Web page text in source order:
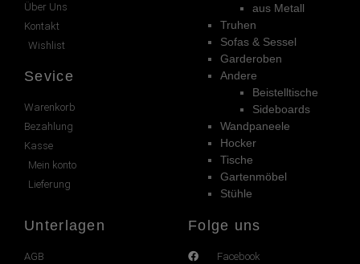
Über Uns
Kontakt
Wishlist
Sevice
Warenkorb
Bezahlung
Kasse
Mein konto
Lieferung
aus Metall
Truhen
Sofas & Sessel
Garderoben
Andere
Beistelltische
Sideboards
Wandpaneele
Hocker
Tische
Gartenmöbel
Stühle
Unterlagen
AGB
Folge uns
Facebook